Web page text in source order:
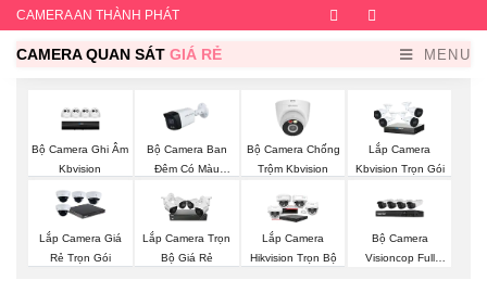
CAMERA AN THÀNH PHÁT Facebook
CAMERA QUAN SÁT GIÁ RẺ MENU
Bộ Camera Ghi Âm
Kbvision
Bộ Camera Ban
Đêm Có Màu
Bộ Camera Chống
Trộm Kbvision
Lắp Camera
Kbvision Trọn Gói
Lắp Camera Giá
Rẻ Trọn Gói
Lắp Camera Trọn
Bộ Giá Rẻ
Lắp Camera
Hikvision Trọn Bộ
Bộ Camera
Visioncop Full